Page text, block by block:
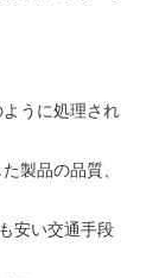
うに処理され
製品の品質、
安い交通手段